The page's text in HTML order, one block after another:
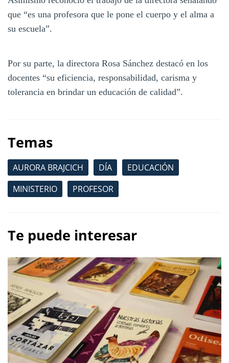
que “es una profesora que le pone el cuerpo y el alma a
su escuela”.
Por su parte, la directora Rosa Sánchez destacó en los
docentes “su eficiencia, responsabilidad, carisma y
tolerancia en brindar un educación de calidad”.
Temas
AURORA BRAJCICH DÍA
EDUCACIÓN
MINISTERIO
PROFESOR
Te puede interesar